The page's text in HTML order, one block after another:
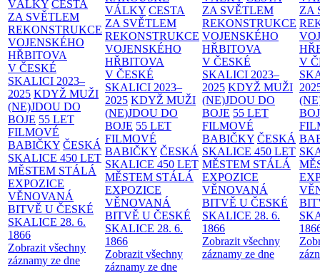
VÁLKY CESTA
ZA SVĚTLEM
REKONSTRUKCE
VOJENSKÉHO
HŘBITOVA
V ČESKÉ
SKALICI 2023–
2025 KDYŽ MUŽI
(NE)JDOU DO
BOJE 55 LET
FILMOVÉ
BABIČKY ČESKÁ
SKALICE 450 LET
MĚSTEM STÁLÁ
EXPOZICE
VĚNOVANÁ
BITVĚ U ČESKÉ
SKALICE 28. 6.
1866
Zobrazit všechny
záznamy ze dne
VÁLKY CESTA
ZA SVĚTLEM
REKONSTRUKCE
VOJENSKÉHO
HŘBITOVA
V ČESKÉ
SKALICI 2023–
2025 KDYŽ MUŽI
(NE)JDOU DO
BOJE 55 LET
FILMOVÉ
BABIČKY ČESKÁ
SKALICE 450 LET
MĚSTEM STÁLÁ
EXPOZICE
VĚNOVANÁ
BITVĚ U ČESKÉ
SKALICE 28. 6.
1866
Zobrazit všechny
záznamy ze dne
ZA SVĚTLEM
REKONSTRUKCE
VOJENSKÉHO
HŘBITOVA
V ČESKÉ
SKALICI 2023–
2025 KDYŽ MUŽI
(NE)JDOU DO
BOJE 55 LET
FILMOVÉ
BABIČKY ČESKÁ
SKALICE 450 LET
MĚSTEM STÁLÁ
EXPOZICE
VĚNOVANÁ
BITVĚ U ČESKÉ
SKALICE 28. 6.
1866
Zobrazit všechny
záznamy ze dne
ZA
V